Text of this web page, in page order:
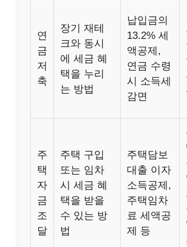
연
금
저
축
장기 재테
크와 동시
에 세금 혜
택을 누리
는 방법
납입금의
13.2% 세
액공제,
연금 수령
시 소득세
감면
주
택
자
금
조
달
주택 구입
또는 임차
시 세금 혜
택을 받을
수 있는 방
법
주택담보
대출 이자
소득공제,
주택임차
료 세액공
제 등